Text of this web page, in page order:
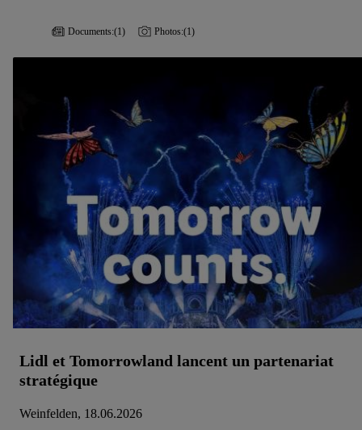
Documents:(1) Photos:(1)
Lidl et Tomorrowland lancent un partenariat
stratégique
Weinfelden, 18.06.2026